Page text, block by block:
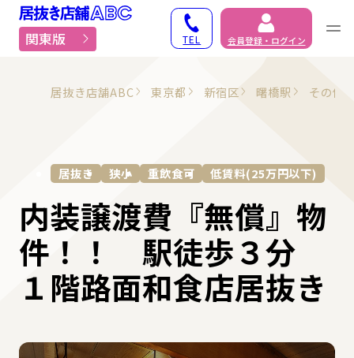
居抜き物件・貸店舗で
関東版 TEL 会員登録・ログイン
居抜き店舗ABC 東京都 新宿区 曙橋駅 その他
居抜き 狭小 重飲食可 低賃料(25万円以下)
内装譲渡費『無償』物
件！！ 駅徒歩３分
１階路面和食店居抜き